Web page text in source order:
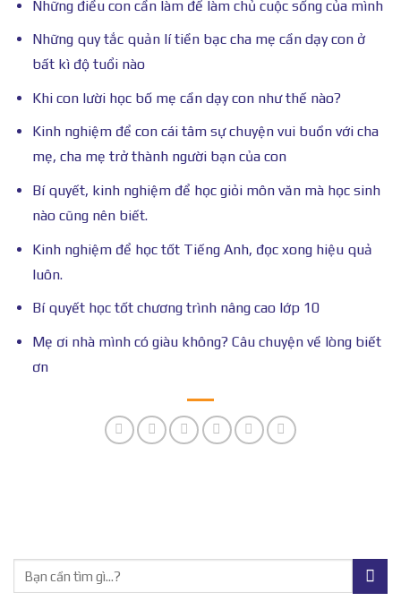
Những điều con cần làm để làm chủ cuộc sống của mình
Những quy tắc quản lí tiền bạc cha mẹ cần dạy con ở
bất kì độ tuổi nào
Khi con lười học bố mẹ cần dạy con như thế nào?
Kinh nghiệm để con cái tâm sự chuyện vui buồn với cha
mẹ, cha mẹ trở thành người bạn của con
Bí quyết, kinh nghiệm để học giỏi môn văn mà học sinh
nào cũng nên biết.
Kinh nghiệm để học tốt Tiếng Anh, đọc xong hiệu quả
luôn.
Bí quyết học tốt chương trình nâng cao lớp 10
Mẹ ơi nhà mình có giàu không? Câu chuyện về lòng biết
ơn